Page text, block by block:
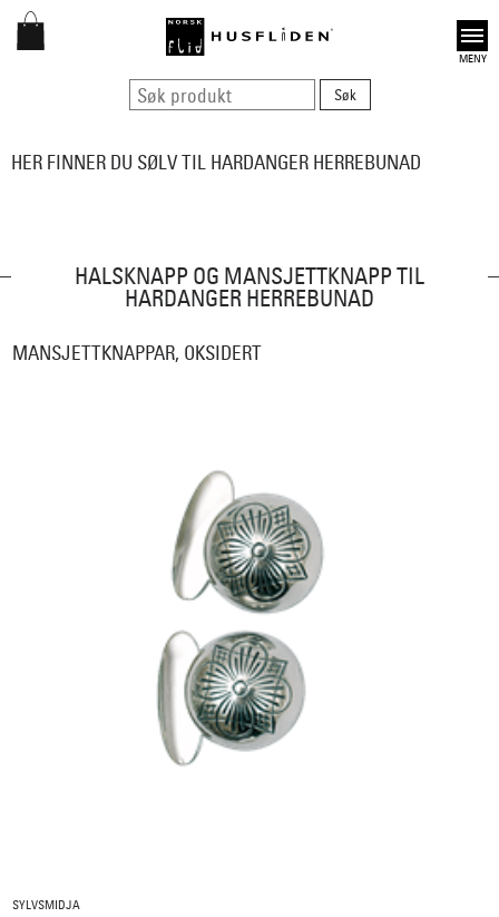
Open
HER FINNER DU SØLV TIL HARDANGER HERREBUNAD
HALSKNAPP OG MANSJETTKNAPP TIL
HARDANGER HERREBUNAD
MANSJETTKNAPPAR, OKSIDERT
SYLVSMIDJA